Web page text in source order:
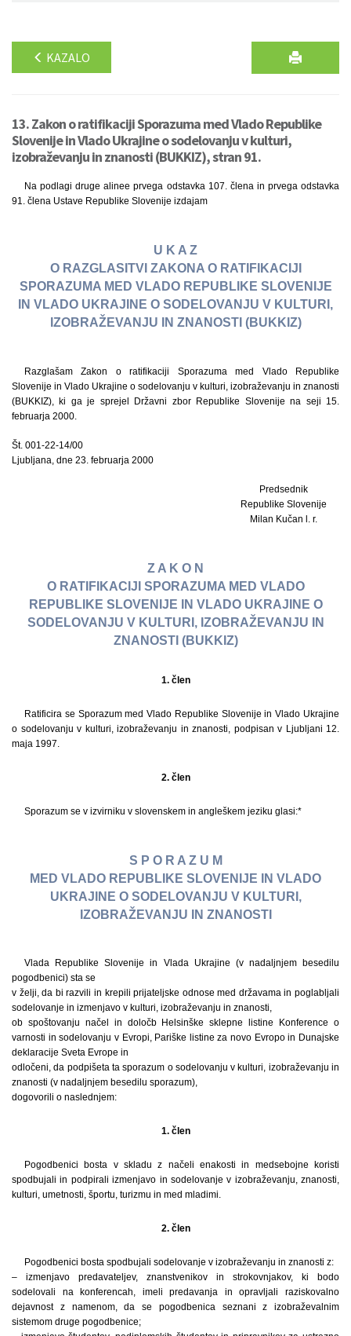
KAZALO
13. Zakon o ratifikaciji Sporazuma med Vlado Republike
Slovenije in Vlado Ukrajine o sodelovanju v kulturi,
izobraževanju in znanosti (BUKKIZ), stran 91.
Na podlagi druge alinee prvega odstavka 107. člena in prvega odstavka
91. člena Ustave Republike Slovenije izdajam
U K A Z
O RAZGLASITVI ZAKONA O RATIFIKACIJI
SPORAZUMA MED VLADO REPUBLIKE SLOVENIJE
IN VLADO UKRAJINE O SODELOVANJU V KULTURI,
IZOBRAŽEVANJU IN ZNANOSTI (BUKKIZ)
Razglašam Zakon o ratifikaciji Sporazuma med Vlado Republike
Slovenije in Vlado Ukrajine o sodelovanju v kulturi, izobraževanju in znanosti
(BUKKIZ), ki ga je sprejel Državni zbor Republike Slovenije na seji 15.
februarja 2000.
Št. 001-22-14/00
Ljubljana, dne 23. februarja 2000
Predsednik
Republike Slovenije
Milan Kučan l. r.
Z A K O N
O RATIFIKACIJI SPORAZUMA MED VLADO
REPUBLIKE SLOVENIJE IN VLADO UKRAJINE O
SODELOVANJU V KULTURI, IZOBRAŽEVANJU IN
ZNANOSTI (BUKKIZ)
1. člen
Ratificira se Sporazum med Vlado Republike Slovenije in Vlado Ukrajine
o sodelovanju v kulturi, izobraževanju in znanosti, podpisan v Ljubljani 12.
maja 1997.
2. člen
Sporazum se v izvirniku v slovenskem in angleškem jeziku glasi:*
S P O R A Z U M
MED VLADO REPUBLIKE SLOVENIJE IN VLADO
UKRAJINE O SODELOVANJU V KULTURI,
IZOBRAŽEVANJU IN ZNANOSTI
Vlada Republike Slovenije in Vlada Ukrajine (v nadaljnjem besedilu
pogodbenici) sta se
v želji, da bi razvili in krepili prijateljske odnose med državama in poglabljali
sodelovanje in izmenjavo v kulturi, izobraževanju in znanosti,
ob spoštovanju načel in določb Helsinške sklepne listine Konference o
varnosti in sodelovanju v Evropi, Pariške listine za novo Evropo in Dunajske
deklaracije Sveta Evrope in
odločeni, da podpišeta ta sporazum o sodelovanju v kulturi, izobraževanju in
znanosti (v nadaljnjem besedilu sporazum),
dogovorili o naslednjem:
1. člen
Pogodbenici bosta v skladu z načeli enakosti in medsebojne koristi
spodbujali in podpirali izmenjavo in sodelovanje v izobraževanju, znanosti,
kulturi, umetnosti, športu, turizmu in med mladimi.
2. člen
Pogodbenici bosta spodbujali sodelovanje v izobraževanju in znanosti z:
– izmenjavo predavateljev, znanstvenikov in strokovnjakov, ki bodo
sodelovali na konferencah, imeli predavanja in opravljali raziskovalno
dejavnost z namenom, da se pogodbenica seznani z izobraževalnim
sistemom druge pogodbenice;